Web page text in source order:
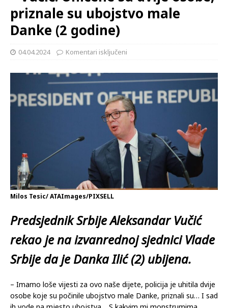
O NESRETNOM KRAJU POTRAGE
– Vučić: Uhićene su dvije osobe,
priznale su ubojstvo male
Danke (2 godine)
04.04.2024 Komentari isključeni
Milos Tesic/ ATAImages/PIXSELL
Predsjednik Srbije Aleksandar Vučić
rekao je na izvanrednoj sjednici Vlade
Srbije da je Danka Ilić (2) ubijena.